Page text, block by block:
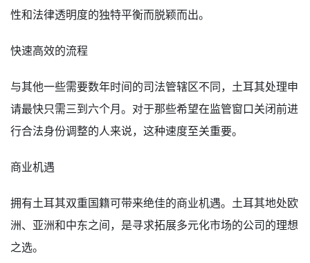
性和法律透明度的独特平衡而脱颖而出。
快速高效的流程
与其他一些需要数年时间的司法管辖区不同，土耳其处理申
请最快只需三到六个月。对于那些希望在监管窗口关闭前进
行合法身份调整的人来说，这种速度至关重要。
商业机遇
拥有土耳其双重国籍可带来绝佳的商业机遇。土耳其地处欧
洲、亚洲和中东之间，是寻求拓展多元化市场的公司的理想
之选。